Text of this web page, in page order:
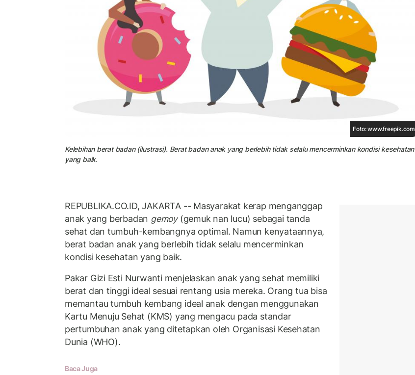
Foto: www.freepik.com
Kelebihan berat badan (ilustrasi). Berat badan anak yang berlebih tidak selalu mencerminkan kondisi kesehatan
yang baik.
REPUBLIKA.CO.ID, JAKARTA -- Masyarakat kerap menganggap
anak yang berbadan gemoy(gemuk nan lucu) sebagai tanda
sehat dan tumbuh-kembangnya optimal. Namun kenyataannya,
berat badan anak yang berlebih tidak selalu mencerminkan
kondisi kesehatan yang baik.
Pakar Gizi Esti Nurwanti menjelaskan anak yang sehat memiliki
berat dan tinggi ideal sesuai rentang usia mereka. Orang tua bisa
memantau tumbuh kembang ideal anak dengan menggunakan
Kartu Menuju Sehat (KMS) yang mengacu pada standar
pertumbuhan anak yang ditetapkan oleh Organisasi Kesehatan
Dunia (WHO).
Baca Juga